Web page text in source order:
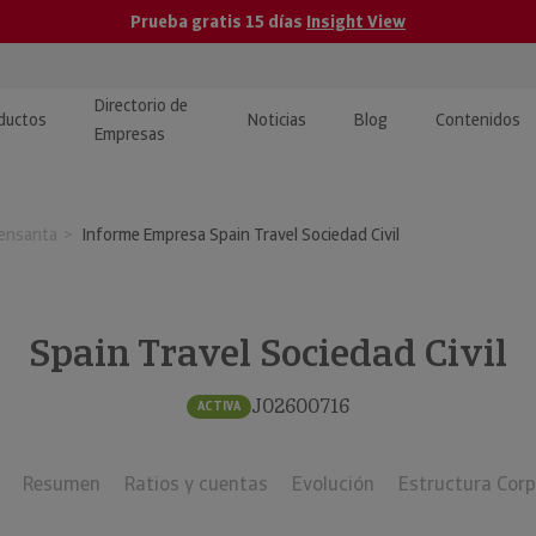
Prueba gratis 15 días Insight View
y ERP
· Recuperación de
Directorio de
Empresas
Noticias Blog Contenidos
y tutoriales
Investigada
Informe Empresa Spain Travel Sociedad Civil
Spain Travel Sociedad Civil
ACTIVA J02600716
Resumen Ratios y cuentas Evolución Estructura